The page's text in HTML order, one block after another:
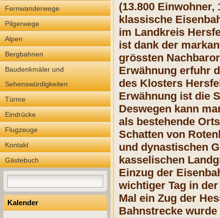
Fernwanderwege
Pilgerwege
Alpen
Bergbahnen
Baudenkmäler und
Sehenswürdigkeiten
Türme
Eindrücke
Flugzeuge
Kontakt
Gästebuch
Kalender
(13.800
klassische
im Landkreis
ist dank der
grössten
Erwähnung erfuhr
des Klosters
Erwähnung ist die
Deswegen kann
als bestehende
Schatten von
und dynastischen
kasselischen
Einzug der
wichtiger Tag in
Mal ein Zug der
Bahnstrecke